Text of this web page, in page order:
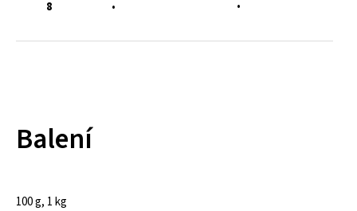
8 • •
Balení
100 g, 1 kg